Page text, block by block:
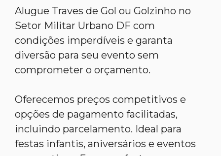
Alugue Traves de Gol ou Golzinho no
Setor Militar Urbano DF com
condições imperdíveis e garanta
diversão para seu evento sem
comprometer o orçamento.
Oferecemos preços competitivos e
opções de pagamento facilitadas,
incluindo parcelamento. Ideal para
festas infantis, aniversários e eventos